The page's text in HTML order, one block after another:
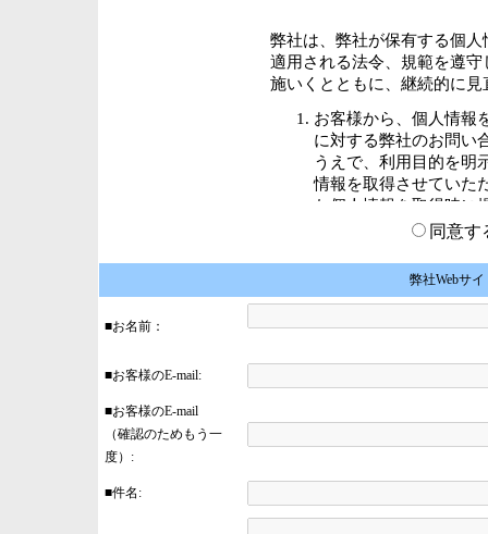
同意
弊社Webサ
■お名前：
■お客様のE-mail:
■お客様のE-mail
（確認のためもう一
度）:
■件名: